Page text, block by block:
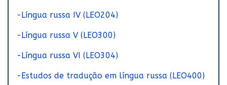
-Língua russa IV (LEO204)
-Língua russa V (LEO300)
-Língua russa VI (LEO304)
-Estudos de tradução em língua russa (LEO400)